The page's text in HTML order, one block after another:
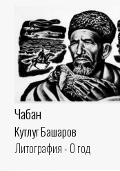
Чабан
Кутлуг Башаров
Литография - 0 год